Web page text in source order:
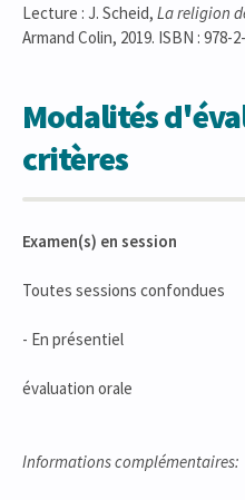
Lecture : J. Scheid, La religion
Armand Colin, 2019. ISBN : 978-
Modalités
critères
Examen(s) en session
Toutes sessions confondues
- En présentiel
évaluation orale
Informations complémentaires: